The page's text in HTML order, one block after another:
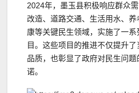
2024年，墨玉县积极响应群众
改造、道路交通、生活用水、
康等关键民生领域，实施了一系
目。这些项目的推进不仅提升
品质，也彰显了政府对民生问题
诺。